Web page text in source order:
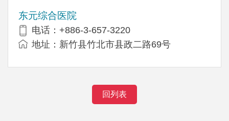
东元综合医院
电话：+886-3-657-3220
地址：新竹县竹北市县政二路69号
回列表